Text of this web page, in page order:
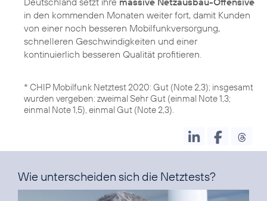
in den kommenden Monaten weiter fort, damit Kunden
von einer noch besseren Mobilfunkversorgung,
schnelleren Geschwindigkeiten und einer
kontinuierlich besseren Qualität profitieren.
* CHIP Mobilfunk Netztest 2020: Gut (Note 2,3); insgesamt
wurden vergeben: zweimal Sehr Gut (einmal Note 1,3;
einmal Note 1,5), einmal Gut (Note 2,3).
Wie unterscheiden sich die Netztests?